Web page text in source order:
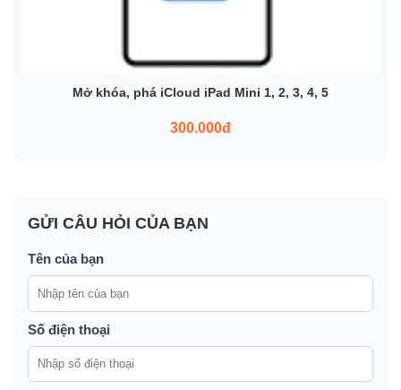
Mở khóa, phá iCloud iPad Mini 1, 2, 3, 4, 5
300.000đ
GỬI CÂU HỎI CỦA BẠN
Tên của bạn
Số điện thoại